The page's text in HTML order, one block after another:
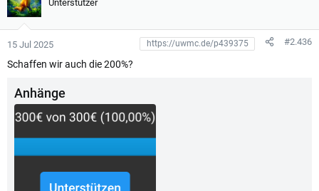
n
n
Unterstützer
15 Jul 2025 #2.436
Schaffen wir auch die 200%?
Anhänge